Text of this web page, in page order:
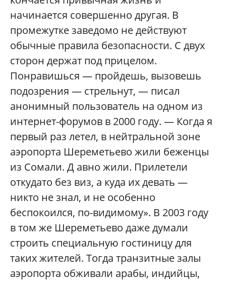
начинается совершенно другая. В
промежутке заведомо не действуют
обычные правила безопасности. С двух
сторон держат под прицелом.
Понравишься — пройдешь, вызовешь
подозрения — стрельнут, — писал
анонимный пользователь на одном из
интернет-форумов в 2000 году. — Когда я
первый раз летел, в нейтральной зоне
аэропорта Шереметьево жили беженцы
из Сомали. Д авно жили. Прилетели
откудато без виз, а куда их девать —
никто не знал, и не особенно
беспокоился, по-видимому». В 2003 году
в том же Шереметьево даже думали
строить специальную гостиницу для
таких жителей. Тогда транзитные залы
аэропорта обживали арабы, индийцы,